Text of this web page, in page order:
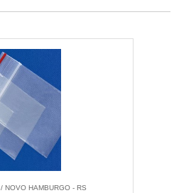
/ NOVO HAMBURGO - RS